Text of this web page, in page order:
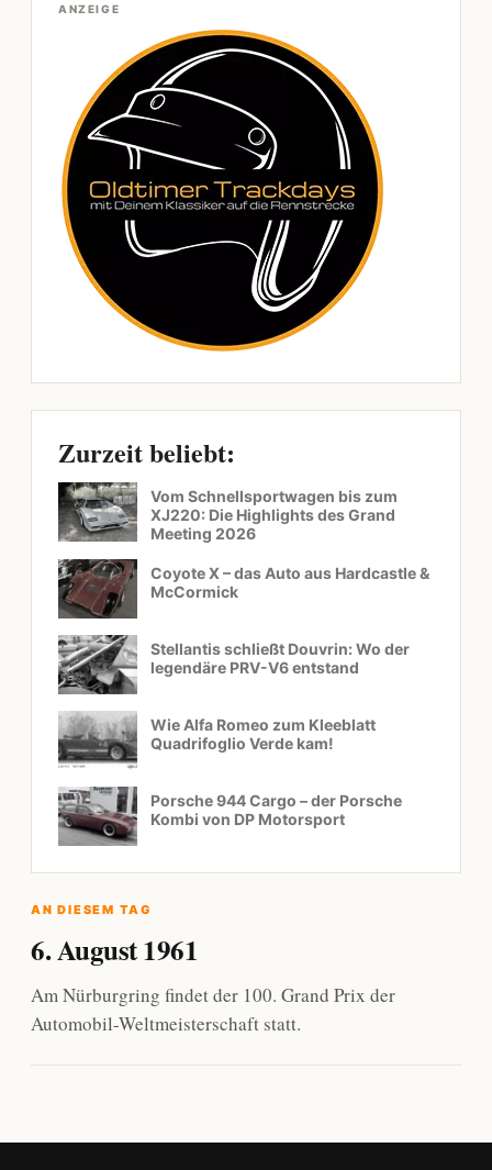
ANZEIGE
Zurzeit beliebt:
Vom Schnellsportwagen bis zum
XJ220: Die Highlights des Grand
Meeting 2026
Coyote X – das Auto aus Hardcastle &
McCormick
Stellantis schließt Douvrin: Wo der
legendäre PRV-V6 entstand
Wie Alfa Romeo zum Kleeblatt
Quadrifoglio Verde kam!
Porsche 944 Cargo – der Porsche
Kombi von DP Motorsport
AN DIESEM TAG
6. August 1961
Am Nürburgring findet der 100. Grand Prix der
Automobil-Weltmeisterschaft statt.